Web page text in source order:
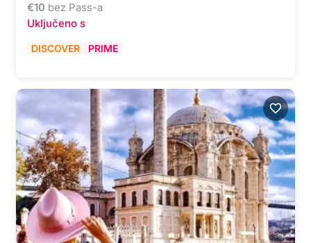
€10 bez Pass-a
Uključeno s
DISCOVER PRIME